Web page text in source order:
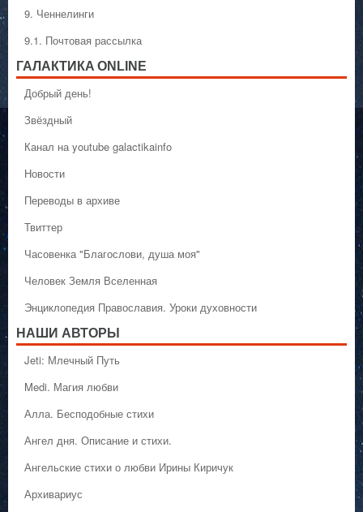
9. Ченнелинги
9.1. Почтовая рассылка
ГАЛАКТИКA ONLINE
Добрый день!
Звёздный
Канал на youtube galactikainfo
Новости
Переводы в архиве
Твиттер
Часовенка "Благослови, душа моя"
Человек Земля Вселенная
Энциклопедия Православия. Уроки духовности
НАШИ АВТОРЫ
Jeti: Млечный Путь
Medi. Магия любви
Алла. Бесподобные стихи
Ангел дня. Описание и стихи.
Ангельские стихи о любви Ирины Киричук
Архивариус